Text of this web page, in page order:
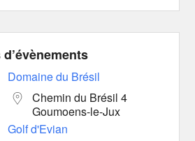
Domaine du Brésil
Chemin du Brésil 4
Goumoens-le-Jux
Golf d'Evian